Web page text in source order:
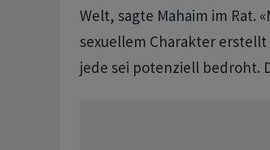
Welt, sagte Mahaim im Rat.
sexuellem Charakter
jede sei potenziell bedroht.